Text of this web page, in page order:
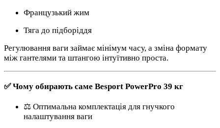
Французький жим
Тяга до підборіддя
Регулювання ваги займає мінімум часу, а зміна формату
між гантелями та штангою інтуїтивно проста.
✅ Чому обирають саме Besport PowerPro 39 кг
⚖️ Оптимальна комплектація для гнучкого
налаштування ваги